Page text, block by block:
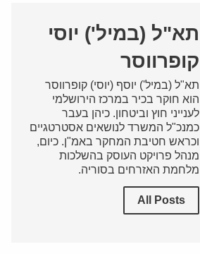
תא"ל (במיל') יוסי
קופרווסר
תא"ל (במיל') יוסף (יוסי) קופרווסר
הוא חוקר בכיר במרכז הירושלמי
לענייני חוץ וביטחון. כיהן בעבר
כמנכ"ל המשרד לנושאים אסטרטגיים
וכראש חטיבת המחקר באמ"ן. כיום,
מנהל פרויקט העוסק בהשלכות
מלחמת האזרחים בסוריה.
All Posts